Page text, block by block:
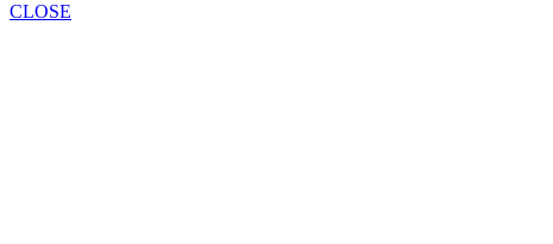
CLOSE